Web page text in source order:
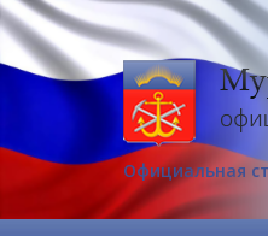
Официальная